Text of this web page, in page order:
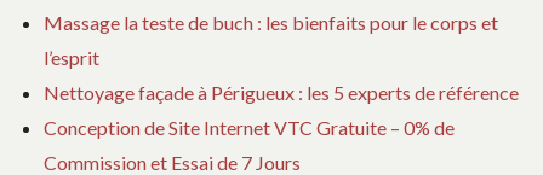
Massage la teste de buch : les bienfaits pour le corps et
l’esprit
Nettoyage façade à Périgueux : les 5 experts de référence
Conception de Site Internet VTC Gratuite – 0% de
Commission et Essai de 7 Jours